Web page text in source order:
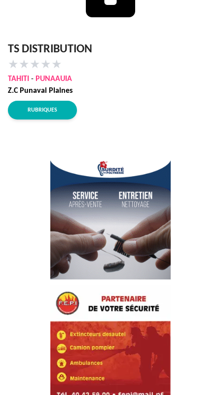
TS DISTRIBUTION
★ ★ ★ ★ ★
TAHITI - PUNAAUIA
Z.C Punavai Plaines
RUBRIQUES